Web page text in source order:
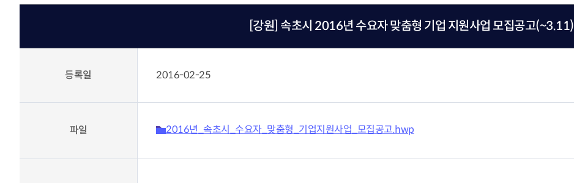
세미나·포럼
조찬세미나
바로가기
바로가기
시니어과학기술인
경력이음지원
고경력 연구인력 채용지원
신진 연구인력 채용지원
협력‧융합 과학기술사업화
K-HERO 육성·지원사업
재난안전제품인증
포럼
포럼 소개 및 운영
산업기술혁신 의정상
[강원] 속초시 2016년 수요자 맞춤형 기업 지원사업 모집공고(~3.11)
등록일 2016-02-25
파일 2016년_속초시_수요자_맞춤형_기업지원사업_모집공고.hwp